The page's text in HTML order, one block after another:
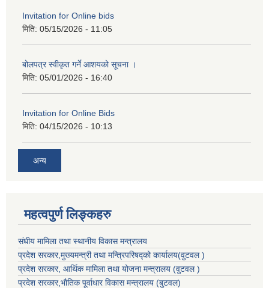
Invitation for Online bids
मिति: 05/15/2026 - 11:05
बोलपत्र स्वीकृत गर्ने आशयको सूचना ।
मिति: 05/01/2026 - 16:40
Invitation for Online Bids
मिति: 04/15/2026 - 10:13
अन्य
महत्वपुर्ण लिङ्कहरु
संघीय मामिला तथा स्थानीय विकास मन्त्रालय
प्रदेश सरकार,मुख्यमन्त्री तथा मन्त्रिपरिषद्को कार्यालय(वुटवल )
प्रदेश सरकार, आर्थिक मामिला तथा योजना मन्त्रालय (वुटवल )
प्रदेश सरकार,भाैतिक पूर्वाधार विकास मन्त्रालय (बुटवल)